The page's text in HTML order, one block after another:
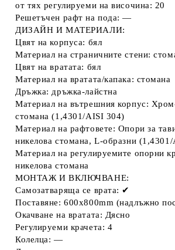
от тях регулируеми на височина: 20
Решетъчен рафт на пода: —
ДИЗАЙН И МАТЕРИАЛИ:
Цвят на корпуса: бял
Материал на страничните стени:
Цвят на вратата: бял
Материал на вратата/капака: стомана
Дръжка: дръжка-лайстна
Материал на вътрешния корпус:
стомана (1,4301/AISI 304)
Материал на рафтовете: Опори за
никелова стомана, L-образни
Материал на регулируемите опорни
никелова стомана
МОНТАЖ И ВКЛЮЧВАНЕ:
Самозатваряща се врата: ✔
Поставяне: 600x800mm (надлъжно
Окачване на вратата: Дясно
Регулируеми крачета: 4
Колелца: —